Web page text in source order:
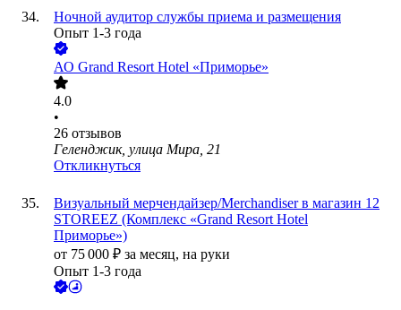
Ночной аудитор службы приема и размещения
Опыт 1-3 года
АО Grand Resort Hotel «Приморье»
4.0
•
26 отзывов
Геленджик, улица Мира, 21
Откликнуться
Визуальный мерчендайзер/Merchandiser в магазин 12
STOREEZ (Комплекс «Grand Resort Hotel
Приморье»)
от 75 000 ₽ за месяц, на руки
Опыт 1-3 года